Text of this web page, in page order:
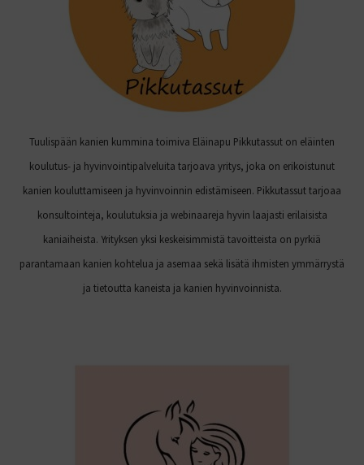
Tuulispään kanien kummina toimiva Eläinapu Pikkutassut on eläinten
koulutus- ja hyvinvointipalveluita tarjoava yritys, joka on erikoistunut
kanien kouluttamiseen ja hyvinvoinnin edistämiseen. Pikkutassut tarjoaa
konsultointeja, koulutuksia ja webinaareja hyvin laajasti erilaisista
kaniaiheista. Yrityksen yksi keskeisimmistä tavoitteista on pyrkiä
parantamaan kanien kohtelua ja asemaa sekä lisätä ihmisten ymmärrystä
ja tietoutta kaneista ja kanien hyvinvoinnista.